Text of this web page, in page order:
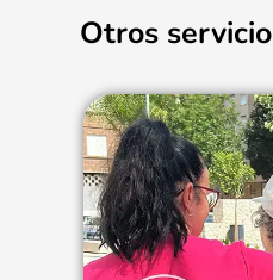
Otros